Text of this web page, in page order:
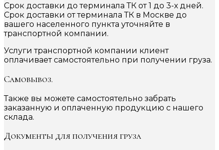
Срок доставки до терминала ТК от 1 до 3-х дней.
Срок доставки от терминала ТК в Москве до
вашего населенного пункта уточняйте в
транспортной компании.
Услуги транспортной компании клиент
оплачивает самостоятельно при получении груза.
Самовывоз.
Также вы можете самостоятельно забрать
заказанную и оплаченную продукцию с нашего
склада.
Документы для получения груза